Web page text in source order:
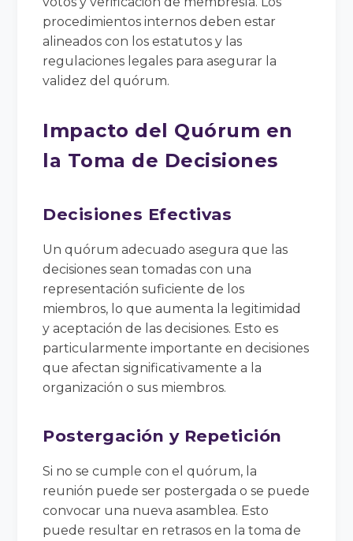
procedimientos internos deben estar
alineados con los estatutos y las
regulaciones legales para asegurar la
validez del quórum.
Impacto del Quórum en
la Toma de Decisiones
Decisiones Efectivas
Un quórum adecuado asegura que las
decisiones sean tomadas con una
representación suficiente de los
miembros, lo que aumenta la legitimidad
y aceptación de las decisiones. Esto es
particularmente importante en decisiones
que afectan significativamente a la
organización o sus miembros.
Postergación y Repetición
Si no se cumple con el quórum, la
reunión puede ser postergada o se puede
convocar una nueva asamblea. Esto
puede resultar en retrasos en la toma de